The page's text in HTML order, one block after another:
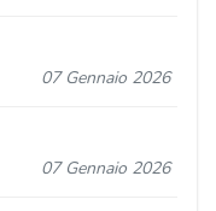
07 Gennaio 2026
07 Gennaio 2026